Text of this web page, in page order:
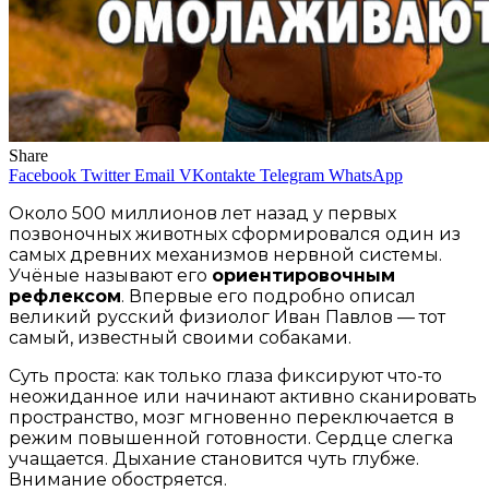
Share
Facebook Twitter Email VKontakte Telegram WhatsApp
Около 500 миллионов лет назад у первых
позвоночных животных сформировался один из
самых древних механизмов нервной системы.
Учёные называют его ориентировочным
рефлексом. Впервые его подробно описал
великий русский физиолог Иван Павлов — тот
самый, известный своими собаками.
Суть проста: как только глаза фиксируют что-то
неожиданное или начинают активно сканировать
пространство, мозг мгновенно переключается в
режим повышенной готовности. Сердце слегка
учащается. Дыхание становится чуть глубже.
Внимание обостряется.